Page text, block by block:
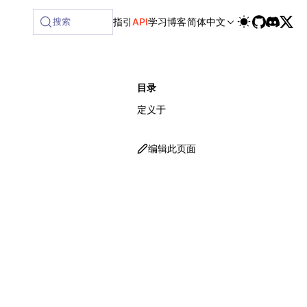
at /next/zh/llms-full.txt, and this page is available
搜索 指引API学习博客简体中文
目录
定义于
编辑此页面